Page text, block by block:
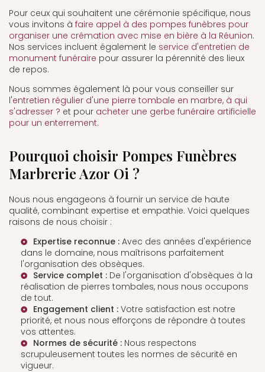
Pour ceux qui souhaitent une cérémonie spécifique, nous
vous invitons à faire appel à des pompes funèbres pour
organiser une crémation avec mise en bière à la Réunion.
Nos services incluent également le service d'entretien de
monument funéraire pour assurer la pérennité des lieux
de repos.
Nous sommes également là pour vous conseiller sur
l'entretien régulier d'une pierre tombale en marbre, à qui
s'adresser ? et pour acheter une gerbe funéraire artificielle
pour un enterrement.
Pourquoi choisir Pompes Funèbres
Marbrerie Azor Oi ?
Nous nous engageons à fournir un service de haute
qualité, combinant expertise et empathie. Voici quelques
raisons de nous choisir :
Expertise reconnue : Avec des années d'expérience
dans le domaine, nous maîtrisons parfaitement
l'organisation des obsèques.
Service complet : De l'organisation d'obsèques à la
réalisation de pierres tombales, nous nous occupons
de tout.
Engagement client : Votre satisfaction est notre
priorité, et nous nous efforçons de répondre à toutes
vos attentes.
Normes de sécurité : Nous respectons
scrupuleusement toutes les normes de sécurité en
vigueur.